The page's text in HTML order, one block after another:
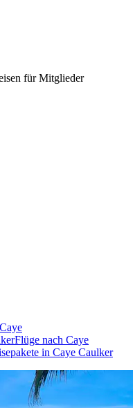
für Mitglieder
Flüge nach Caye
in Caye Caulker